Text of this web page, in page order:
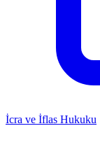
İcra ve İflas Hukuku